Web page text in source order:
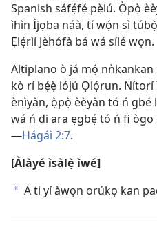
Spanish sáfẹ́fẹ́ pẹ̀lú. Ọ̀pọ̀
ìhìn Ìjọba náà, tí wọ́n sì
Ẹlẹ́rìí Jèhófà bá wá sílé wọn.
Altiplano ò já mọ́
kò rí bẹ́ẹ̀ lójú Ọlọ́run. Nítorí
ènìyàn, ọ̀pọ̀ èèyàn tó ń
wá ń di ara ẹgbẹ́ tó ń fi
—Hágáì 2:7.
[Àlàyé ìsàlẹ̀ ìwé]
a A ti yí àwọn orúkọ kan